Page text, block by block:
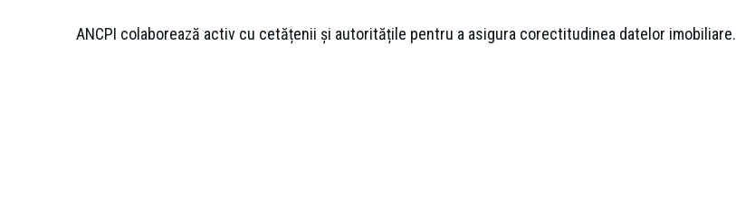
ANCPI colaborează activ cu cetățenii și autoritățile pentru a asigura corectitudinea datelor imobiliare.